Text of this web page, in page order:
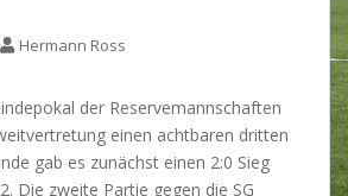
Hermann Ross
der Reservemannschaften
einen achtbaren dritten
gab es zunächst einen 2:0 Sieg
Die zweite Partie gegen die SG